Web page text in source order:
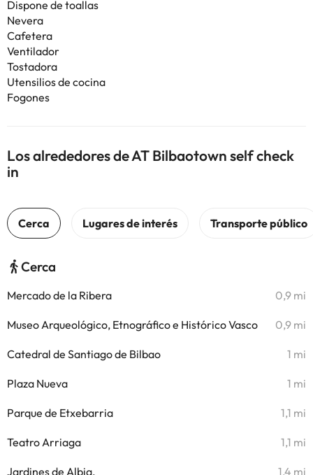
Dispone de toallas
Nevera
Cafetera
Ventilador
Tostadora
Utensilios de cocina
Fogones
Los alrededores de AT Bilbaotown self check
in
Cerca
Mercado de la Ribera 0,9 mi
Museo Arqueológico, Etnográfico e Histórico Vasco 0,9 mi
Catedral de Santiago de Bilbao 1 mi
Plaza Nueva 1 mi
Parque de Etxebarria 1,1 mi
Teatro Arriaga 1,1 mi
Jardines de Albia. 1,4 mi